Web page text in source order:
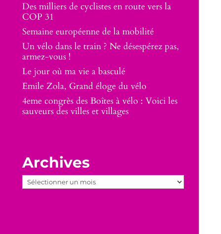
Des milliers de cyclistes en route vers la
COP 31
Semaine européenne de la mobilité
Un vélo dans le train ? Ne désespérez pas,
armez-vous !
Le jour où ma vie a basculé
Emile Zola, Grand éloge du vélo
4eme congrès des Boîtes à vélo : Voici les
sauveurs des villes et villages
Archives
Archives